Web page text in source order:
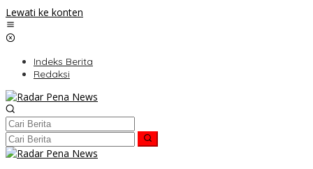
Lewati ke konten
Indeks Berita
Redaksi